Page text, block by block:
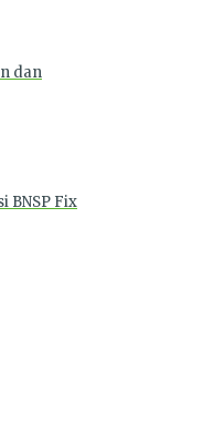
dan
BNSP Fix